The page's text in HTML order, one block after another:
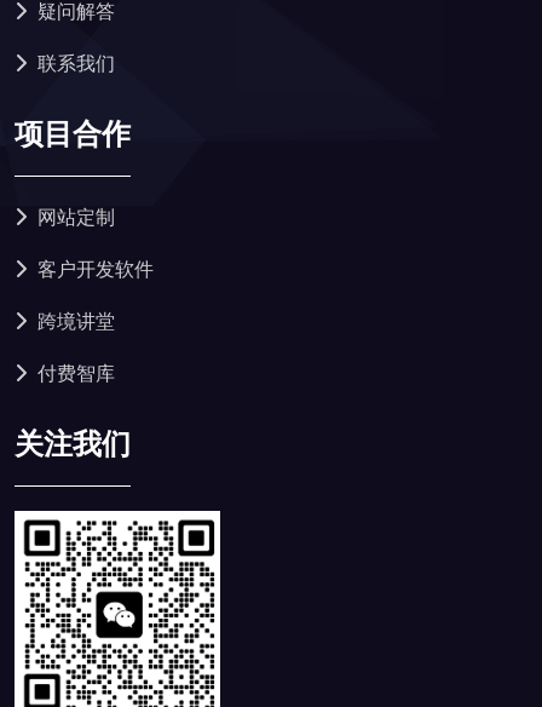
疑问解答
联系我们
项目合作
网站定制
客户开发软件
跨境讲堂
付费智库
关注我们